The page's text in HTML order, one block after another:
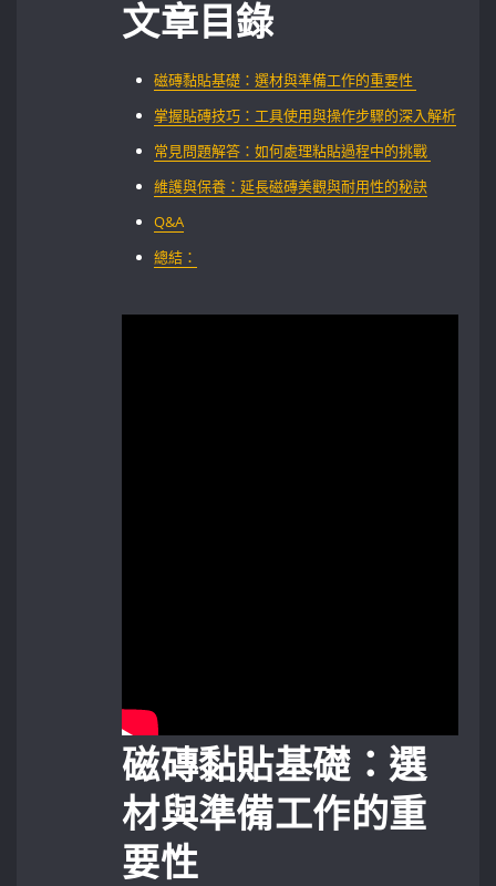
文章目錄
磁磚黏貼基礎：選材與準備工作的重要性 ​
掌握貼磚技巧：工具使用與操作步驟的深入解析
常見問題解答：如何處理粘貼過程中的挑戰 ⁣
維護與保養：延長磁磚美觀與耐用性的秘訣
Q&A
總結：
磁磚黏貼基礎：選
材與準備工作的重
要性